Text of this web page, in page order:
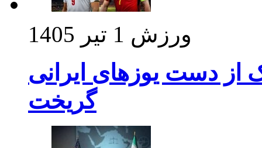
ورزش 1 تیر 1405
از دست یوزهای ایرانی
گریخت